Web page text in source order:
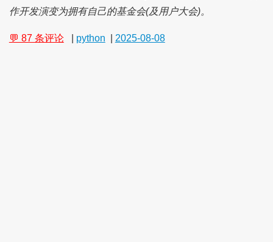
作开发演变为拥有自己的基金会(及用户大会)。
💬 87 条评论 python 2025-08-08